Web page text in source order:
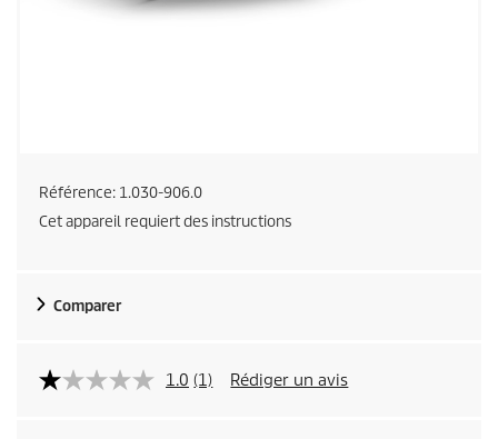
Référence: 1.030-906.0
Cet appareil requiert des instructions
Comparer
1.0 (1) Rédiger un avis